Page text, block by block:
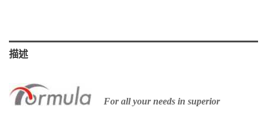
描述
For all your needs in superior